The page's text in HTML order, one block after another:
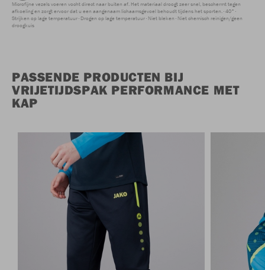
Microfijne vezels voeren vocht direct naar buiten af. Het materiaal droogt zeer snel, beschermt tegen
afkoeling en zorgt ervoor dat u een aangenaam lichaamsgevoel behoudt tijdens het sporten. 40°
Strijken op lage temperatuur Drogen op lage temperatuur Niet bleken Niet chemisch reinigen/geen
droogkuis
PASSENDE PRODUCTEN BIJ
VRIJETIJDSPAK PERFORMANCE MET
KAP